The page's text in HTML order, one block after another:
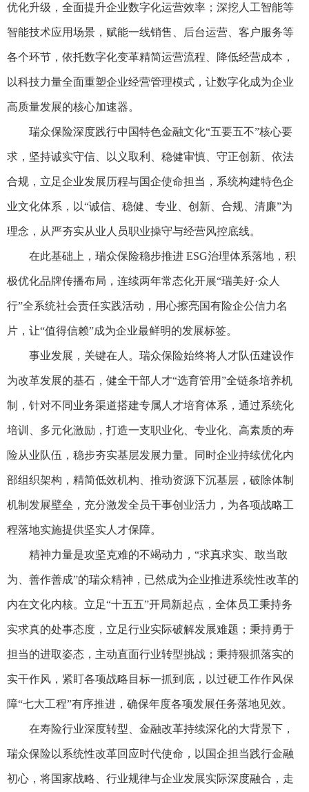
优化升级，全面提升企业数字化运营效率；深挖人工智能等
智能技术应用场景，赋能一线销售、后台运营、客户服务等
各个环节，依托数字化变革精简运营流程、降低经营成本，
以科技力量全面重塑企业经营管理模式，让数字化成为企业
高质量发展的核心加速器。
瑞众保险深度践行中国特色金融文化“五要五不”核心要
求，坚持诚实守信、以义取利、稳健审慎、守正创新、依法
合规，立足企业发展历程与国企使命担当，系统构建特色企
业文化体系，以“诚信、稳健、专业、创新、合规、清廉”为
理念，从严夯实从业人员职业操守与经营风控底线。
在此基础上，瑞众保险稳步推进 ESG治理体系落地，积
极优化品牌传播布局，连续两年常态化开展“瑞美好·众人
行”全系统社会责任实践活动，用心擦亮国有险企公信力名
片，让“值得信赖”成为企业最鲜明的发展标签。
事业发展，关键在人。瑞众保险始终将人才队伍建设作
为改革发展的基石，健全干部人才“选育管用”全链条培养机
制，针对不同业务渠道搭建专属人才培育体系，通过系统化
培训、多元化激励，打造一支职业化、专业化、高素质的寿
险从业队伍，稳步夯实基层发展力量。同时企业持续优化内
部组织架构，精简低效机构、推动资源下沉基层，破除体制
机制发展壁垒，充分激发全员干事创业活力，为各项战略工
程落地实施提供坚实人才保障。
精神力量是攻坚克难的不竭动力，“求真求实、敢当敢
为、善作善成”的瑞众精神，已然成为企业推进系统性改革的
内在文化内核。立足“十五五”开局新起点，全体员工秉持务
实求真的处事态度，立足行业实际破解发展难题；秉持勇于
担当的进取姿态，主动直面行业转型挑战；秉持狠抓落实的
实干作风，紧盯各项战略目标一抓到底，以过硬工作作风保
障“七大工程”有序推进，确保年度各项发展任务落地见效。
在寿险行业深度转型、金融改革持续深化的大背景下，
瑞众保险以系统性改革回应时代使命，以国企担当践行金融
初心，将国家战略、行业规律与企业发展实际深度融合，走